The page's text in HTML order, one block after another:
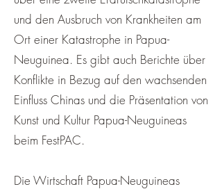
und den Ausbruch von Krankheiten am
Ort einer Katastrophe in Papua-
Neuguinea. Es gibt auch Berichte über
Konflikte in Bezug auf den wachsenden
Einfluss Chinas und die Präsentation von
Kunst und Kultur Papua-Neuguineas
beim FestPAC.
Die Wirtschaft Papua-Neuguineas